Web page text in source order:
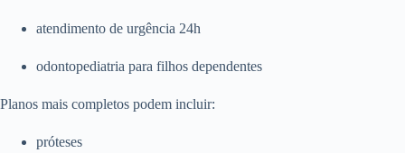
atendimento de urgência 24h
odontopediatria para filhos dependentes
Planos mais completos podem incluir:
próteses